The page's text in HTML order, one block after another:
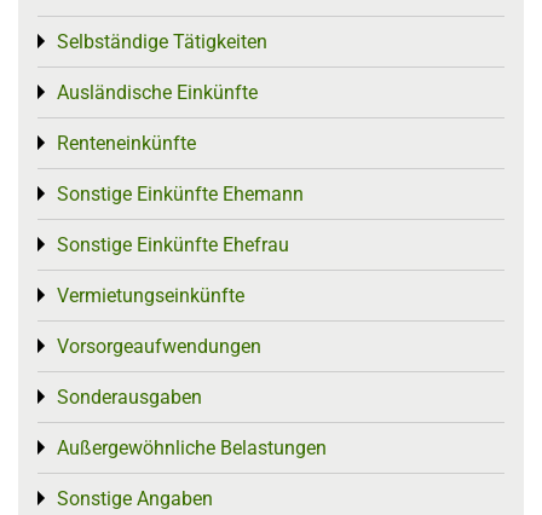
Selbständige Tätigkeiten
Toggle menu
Ausländische Einkünfte
Toggle menu
Renteneinkünfte
Toggle menu
Sonstige Einkünfte Ehemann
Toggle menu
Sonstige Einkünfte Ehefrau
Toggle menu
Vermietungseinkünfte
Toggle menu
Vorsorgeaufwendungen
Toggle menu
Sonderausgaben
Toggle menu
Außergewöhnliche Belastungen
Toggle menu
Sonstige Angaben
Toggle menu